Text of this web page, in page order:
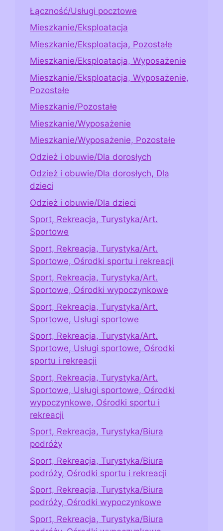
Łączność/Usługi pocztowe
Mieszkanie/Eksploatacja
Mieszkanie/Eksploatacja, Pozostałe
Mieszkanie/Eksploatacja, Wyposażenie
Mieszkanie/Eksploatacja, Wyposażenie,
Pozostałe
Mieszkanie/Pozostałe
Mieszkanie/Wyposażenie
Mieszkanie/Wyposażenie, Pozostałe
Odzież i obuwie/Dla dorosłych
Odzież i obuwie/Dla dorosłych, Dla
dzieci
Odzież i obuwie/Dla dzieci
Sport, Rekreacja, Turystyka/Art.
Sportowe
Sport, Rekreacja, Turystyka/Art.
Sportowe, Ośrodki sportu i rekreacji
Sport, Rekreacja, Turystyka/Art.
Sportowe, Ośrodki wypoczynkowe
Sport, Rekreacja, Turystyka/Art.
Sportowe, Usługi sportowe
Sport, Rekreacja, Turystyka/Art.
Sportowe, Usługi sportowe, Ośrodki
sportu i rekreacji
Sport, Rekreacja, Turystyka/Art.
Sportowe, Usługi sportowe, Ośrodki
wypoczynkowe, Ośrodki sportu i
rekreacji
Sport, Rekreacja, Turystyka/Biura
podróży
Sport, Rekreacja, Turystyka/Biura
podróży, Ośrodki sportu i rekreacji
Sport, Rekreacja, Turystyka/Biura
podróży, Ośrodki wypoczynkowe
Sport, Rekreacja, Turystyka/Biura